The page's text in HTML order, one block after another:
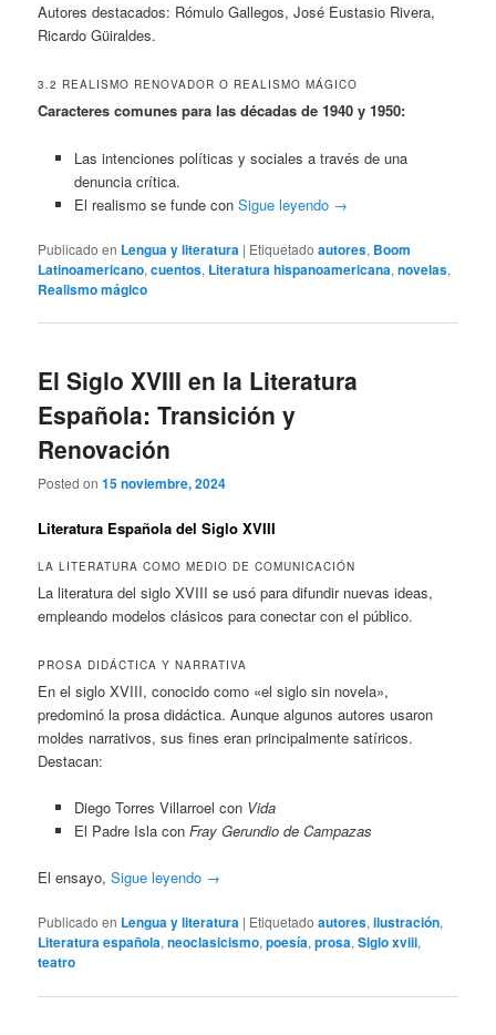
Autores destacados: Rómulo Gallegos, José Eustasio Rivera,
Ricardo Güiraldes.
3.2 REALISMO RENOVADOR O REALISMO MÁGICO
Caracteres comunes para las décadas de 1940 y 1950:
Las intenciones políticas y sociales a través de una
denuncia crítica.
El realismo se funde con Sigue leyendo →
Publicado en Lengua y literatura | Etiquetado autores, Boom
Latinoamericano,cuentos, Literatura hispanoamericana,novelas,
Realismo mágico
El Siglo XVIII en la Literatura
Española: Transición y
Renovación
Posted on15 noviembre, 2024
Literatura Española del Siglo XVIII
LA LITERATURA COMO MEDIO DE COMUNICACIÓN
La literatura del siglo XVIII se usó para difundir nuevas ideas,
empleando modelos clásicos para conectar con el público.
PROSA DIDÁCTICA Y NARRATIVA
En el siglo XVIII, conocido como «el siglo sin novela»,
predominó la prosa didáctica. Aunque algunos autores usaron
moldes narrativos, sus fines eran principalmente satíricos.
Destacan:
Diego Torres Villarroel con Vida
El Padre Isla con Fray Gerundio de Campazas
El ensayo,Sigue leyendo →
Publicado en Lengua y literatura | Etiquetado autores,ilustración,
Literatura española,neoclasicismo,poesía,prosa,Siglo xviii,
teatro